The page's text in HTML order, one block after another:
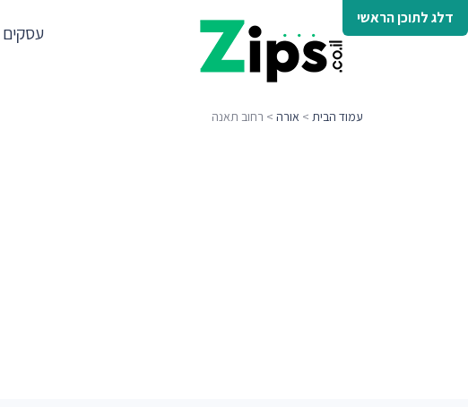
דלג לתוכן הראשי
עסקים
עמוד הבית > אורה > רחוב תאנה